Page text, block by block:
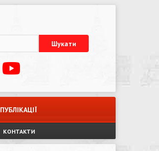
ПУБЛІКАЦІЇ
КОНТАКТИ